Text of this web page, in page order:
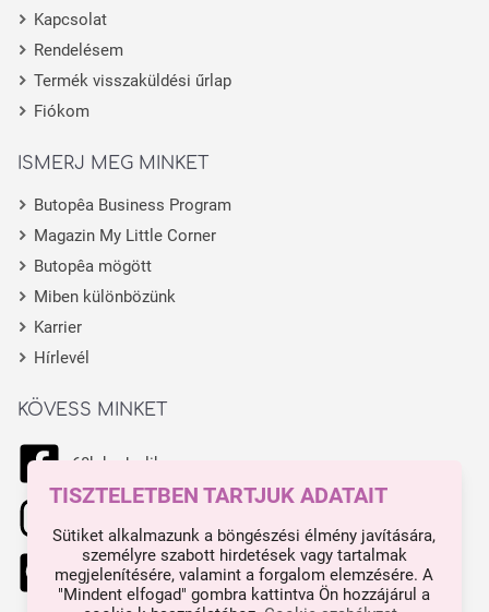
Kapcsolat
Rendelésem
Termék visszaküldési űrlap
Fiókom
ISMERJ MEG MINKET
Butopêa Business Program
Magazin My Little Corner
Butopêa mögött
Miben különbözünk
Karrier
Hírlevél
KÖVESS MINKET
68k kedvelik
444 kedvelik
TISZTELETBEN TARTJUK ADATAIT
Sütiket alkalmazunk a böngészési élmény javítására,
személyre szabott hirdetések vagy tartalmak
megjelenítésére, valamint a forgalom elemzésére. A
"Mindent elfogad" gombra kattintva Ön hozzájárul a